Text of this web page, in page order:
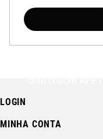
LOGIN
MINHA CONTA